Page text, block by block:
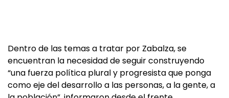
Dentro de las temas a tratar por Zabalza, se
encuentran la necesidad de seguir construyendo
“una fuerza política plural y progresista que ponga
como eje del desarrollo a las personas, a la gente, a